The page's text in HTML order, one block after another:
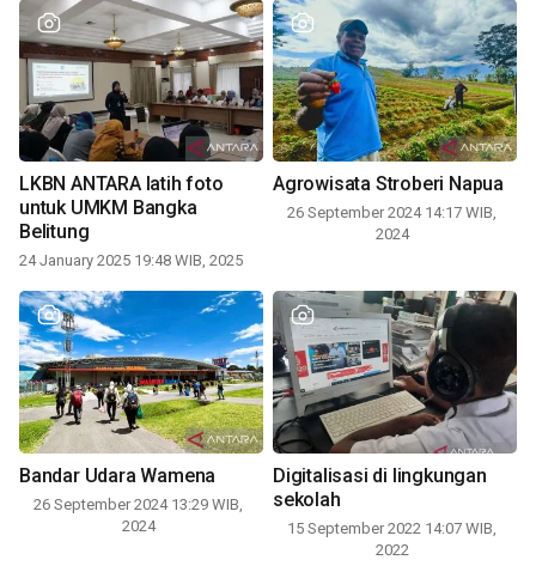
LKBN ANTARA latih foto
untuk UMKM Bangka
Belitung
24 January 2025 19:48 WIB, 2025
Agrowisata Stroberi Napua
26 September 2024 14:17 WIB,
2024
Bandar Udara Wamena
26 September 2024 13:29 WIB,
2024
Digitalisasi di lingkungan
sekolah
15 September 2022 14:07 WIB,
2022